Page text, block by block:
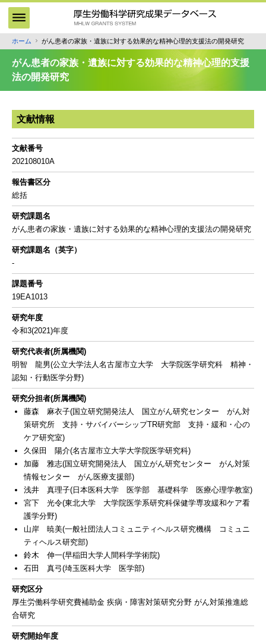
ン
パ
く
ホーム がん患者の家族・遺族に対する効果的な精神心理的支援法の開発研究
がん患者の家族・遺族に対する効果的な精神心理的支援
法の開発研究
文献情報
文献番号
202108010A
報告書区分
総括
研究課題名
がん患者の家族・遺族に対する効果的な精神心理的支援法の開発研究
研究課題名（英字）
-
課題番号
19EA1013
研究年度
令和3(2021)年度
研究代表者(所属機関)
明智 龍男(公立大学法人名古屋市立大学 大学院医学研究科 精神・
認知・行動医学分野)
研究分担者(所属機関)
藤森 麻衣子(国立研究開発法人 国立がん研究センター がん対
策研究所 支持・サバイバーシップTR研究部 支持・緩和・心の
ケア研究室)
久保田 陽介(名古屋市立大学大学院医学研究科)
加藤 雅志(国立研究開発法人 国立がん研究センター がん対策
情報センター がん医療支援部)
浅井 真理子(日本医科大学 医学部 基礎科学 医療心理学教室)
宮下 光令(東北大学 大学院医学系研究科保健学専攻緩和ケア看
護学分野)
山岸 暁美(一般社団法人コミュニティヘルス研究機構 コミュニ
ティヘルス研究部)
鈴木 伸一(早稲田大学人間科学学術院)
石田 真弓(埼玉医科大学 医学部)
研究区分
厚生労働科学研究費補助金 疾病・障害対策研究分野 がん対策推進総
合研究
研究開始年度